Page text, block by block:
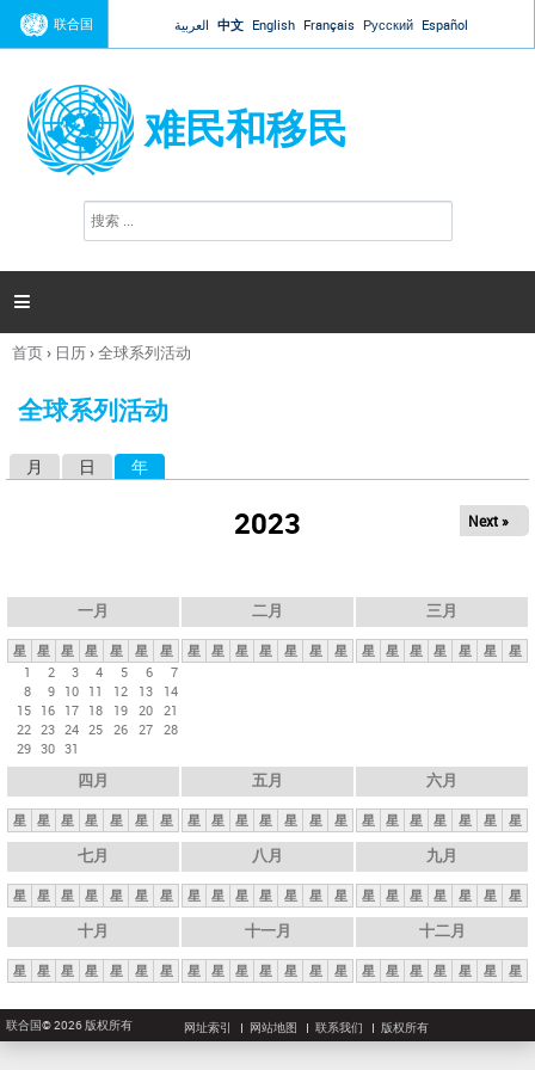
Jump to navigation
联合国 العربية 中文 English Français Русский Español
难民和移民
搜
索

你
这
首页› 日历›全球系列活动
全球系列活动
月 日 年
2023 Next »
一月
星 星 星 星 星 星
星
1
2 3 4 5 6
7
8
9 10 11 12 13
14
15 16 17 18 19 20 21
22 23 24 25 26 27 28
29 30 31
二月
星 星 星 星 星 星 星
三月
星 星 星 星 星 星 星
四月
星 星 星 星 星 星 星
五月
星 星 星 星 星 星 星
六月
星 星 星 星 星 星 星
七月
星 星 星 星 星 星 星
八月
星 星 星 星 星 星 星
九月
星 星 星 星 星 星 星
十月
星 星 星 星 星 星 星
十一月
星 星 星 星 星 星 星
十二月
星 星 星 星 星 星 星
联合国© 2026 版权所有 网址索引 网站地图 联系我们 版权所有